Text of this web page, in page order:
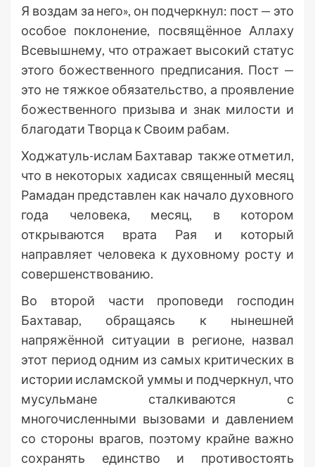
Я воздам за него», он подчеркнул: пост — это
особое поклонение, посвящённое Аллаху
Всевышнему, что отражает высокий статус
этого божественного предписания. Пост —
это не тяжкое обязательство, а проявление
божественного призыва и знак милости и
благодати Творца к Своим рабам.
Ходжатуль-ислам Бахтавар также отметил,
что в некоторых хадисах священный месяц
Рамадан представлен как начало духовного
года человека, месяц, в котором
открываются врата Рая и который
направляет человека к духовному росту и
совершенствованию.
Во второй части проповеди господин
Бахтавар, обращаясь к нынешней
напряжённой ситуации в регионе, назвал
этот период одним из самых критических в
истории исламской уммы и подчеркнул, что
мусульмане сталкиваются с
многочисленными вызовами и давлением
со стороны врагов, поэтому крайне важно
сохранять единство и противостоять